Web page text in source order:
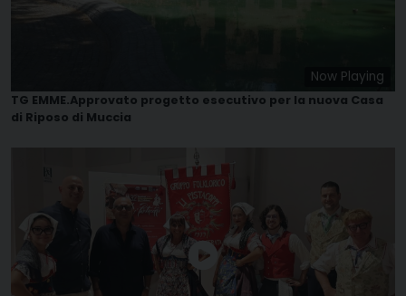
Now Playing
TG EMME.Approvato progetto esecutivo per la nuova Casa
di Riposo di Muccia